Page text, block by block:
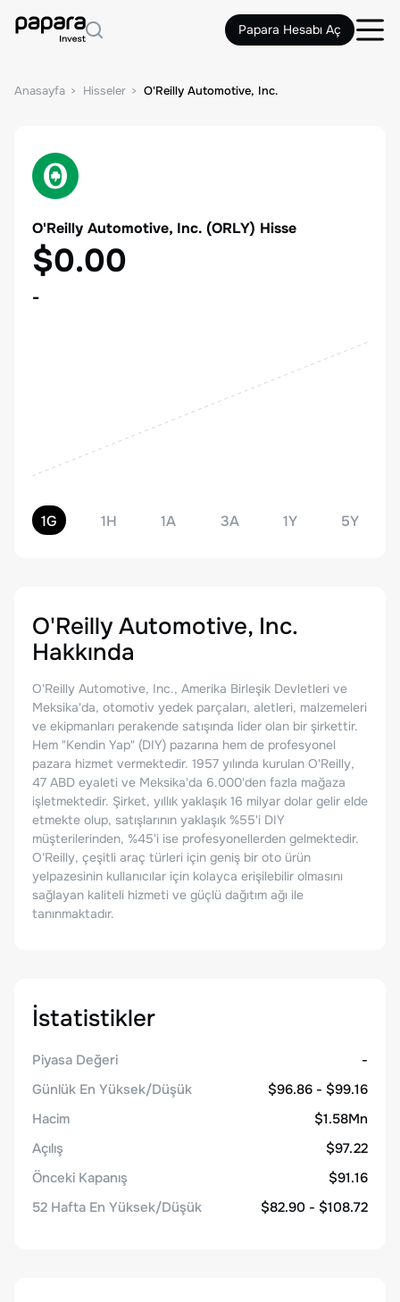
Papara Hesabı Aç
Anasayfa Hisseler O'Reilly Automotive, Inc.
O'Reilly Automotive, Inc. (ORLY) Hisse
$0.00
-
1G 1H 1A 3A 1Y 5Y
O'Reilly Automotive, Inc.
Hakkında
O'Reilly Automotive, Inc., Amerika Birleşik Devletleri ve
Meksika'da, otomotiv yedek parçaları, aletleri, malzemeleri
ve ekipmanları perakende satışında lider olan bir şirkettir.
Hem "Kendin Yap" (DIY) pazarına hem de profesyonel
pazara hizmet vermektedir. 1957 yılında kurulan O'Reilly,
47 ABD eyaleti ve Meksika'da 6.000'den fazla mağaza
işletmektedir. Şirket, yıllık yaklaşık 16 milyar dolar gelir elde
etmekte olup, satışlarının yaklaşık %55'i DIY
müşterilerinden, %45'i ise profesyonellerden gelmektedir.
O'Reilly, çeşitli araç türleri için geniş bir oto ürün
yelpazesinin kullanıcılar için kolayca erişilebilir olmasını
sağlayan kaliteli hizmeti ve güçlü dağıtım ağı ile
tanınmaktadır.
İstatistikler
Piyasa Değeri
-
Günlük En Yüksek/Düşük
$96.86 - $99.16
Hacim
$1.58Mn
Açılış
$97.22
Önceki Kapanış
$91.16
52 Hafta En Yüksek/Düşük
$82.90 - $108.72